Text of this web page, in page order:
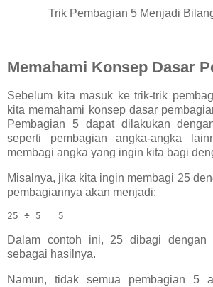
Trik Pembagian 5 Menjadi
Memahami Konsep Dasar
Sebelum kita masuk ke trik-trik
kita memahami konsep dasar
Pembagian 5 dapat dilakukan
seperti pembagian angka-angka
membagi angka yang ingin kita bagi
Misalnya, jika kita ingin membagi 25
pembagiannya akan menjadi:
Dalam contoh ini, 25 dibagi dengan
sebagai hasilnya.
Namun, tidak semua pembagian 5